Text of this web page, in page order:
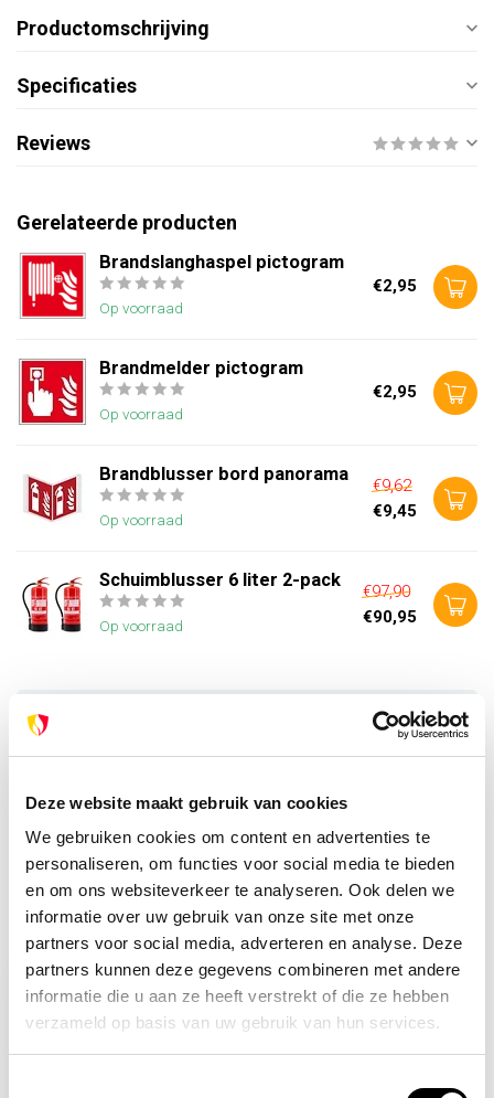
Deze website maakt gebruik van cookies
We gebruiken cookies om content en advertenties te
personaliseren, om functies voor social media te bieden
en om ons websiteverkeer te analyseren. Ook delen we
informatie over uw gebruik van onze site met onze
partners voor social media, adverteren en analyse. Deze
partners kunnen deze gegevens combineren met andere
informatie die u aan ze heeft verstrekt of die ze hebben
verzameld op basis van uw gebruik van hun services.
Productomschrijving
Specificaties
Reviews
Gerelateerde producten
Brandslanghaspel pictogram
Op voorraad
€2,95
Brandmelder pictogram
Op voorraad
€2,95
Brandblusser bord panorama
Op voorraad
€9,62
€9,45
Schuimblusser 6 liter 2-pack
Op voorraad
€97,90
€90,95
Heb je vragen over dit product?
Of heb je hulp nodig bij je bestelling? Neem contact op
met onze klantenservice. We helpen je graag verder!
info@brandpreventie.be
Recent bekeken